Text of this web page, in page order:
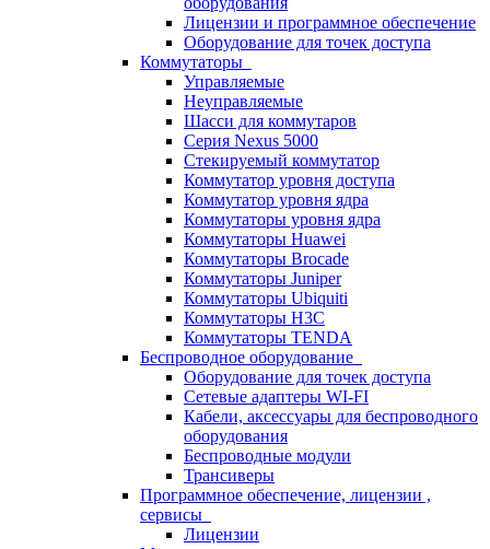
Лицензии и программное обеспечение
Оборудование для точек доступа
Коммутаторы
Управляемые
Неуправляемые
Шасси для коммутаров
Серия Nexus 5000
Стекируемый коммутатор
Коммутатор уровня доступа
Коммутатор уровня ядра
Коммутаторы уровня ядра
Коммутаторы Huawei
Коммутаторы Brocade
Коммутаторы Juniper
Коммутаторы Ubiquiti
Коммутаторы H3C
Коммутаторы TENDA
Беспроводное оборудование
Оборудование для точек доступа
Сетевые адаптеры WI-FI
Кабели, аксессуары для беспроводного
оборудования
Беспроводные модули
Трансиверы
Программное обеспечение, лицензии ,
сервисы
Лицензии